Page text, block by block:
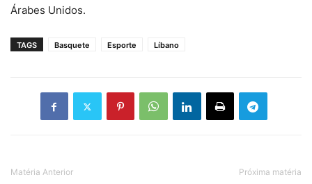
Árabes Unidos.
TAGS Basquete Esporte Líbano
Matéria Anterior Próxima matéria